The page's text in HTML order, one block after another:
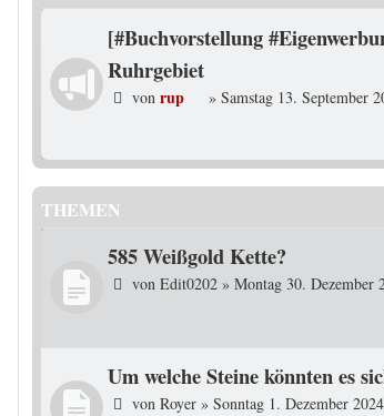
[#Buchvorstellung
Ruhrgebiet
von rup » Samstag 13. September
THEMEN
585 Weißgold Kette?
von Edit0202 » Montag 30. Dezember
Um welche Steine könnten es
von Royer » Sonntag 1. Dezember